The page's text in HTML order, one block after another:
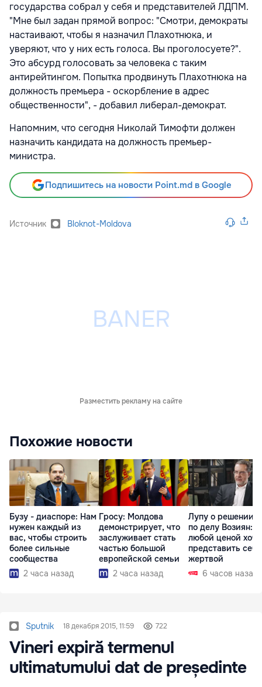
государства собрал у себя и представителей ЛДПМ.
"Мне был задан прямой вопрос: "Смотри, демократы
настаивают, чтобы я назначил Плахотнюка, и
уверяют, что у них есть голоса. Вы проголосуете?".
Это абсурд голосовать за человека с таким
антирейтингом. Попытка продвинуть Плахотнюка на
должность премьера - оскорбление в адрес
общественности", - добавил либерал-демократ.
Напомним, что сегодня Николай Тимофти должен
назначить кандидата на должность премьер-
министра.
Подпишитесь на новости Point.md в Google
Источник Bloknot-Moldova
Разместить рекламу на сайте
Похожие новости
Бузу - диаспоре: Нам
нужен каждый из
вас, чтобы строить
более сильные
сообщества
2 часа назад
Гросу: Молдова
демонстрирует, что
заслуживает стать
частью большой
европейской семьи
2 часа назад
Лупу о решении
по делу Возиян:
любой ценой
представить себя
жертвой
6 часов назад
Sputnik 18 декабря 2015, 11:59 722
Vineri expiră termenul
ultimatumului dat de președinte